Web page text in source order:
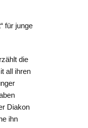
für junge
die
all ihren
Diakon
ihn